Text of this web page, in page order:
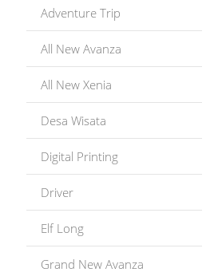
Adventure Trip
All New Avanza
All New Xenia
Desa Wisata
Digital Printing
Driver
Elf Long
Grand New Avanza